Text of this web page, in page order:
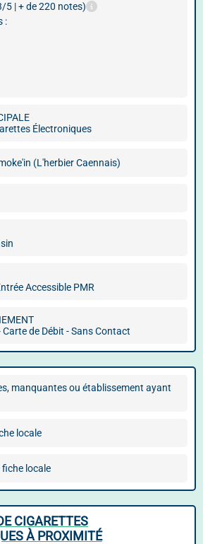
5 | + de 220 notes)
:
Électroniques
(L'herbier Caennais)
Accessible PMR
Carte de Débit - Sans Contact
manquantes ou établissement ayant
locale
locale
CIGARETTES
À PROXIMITÉ